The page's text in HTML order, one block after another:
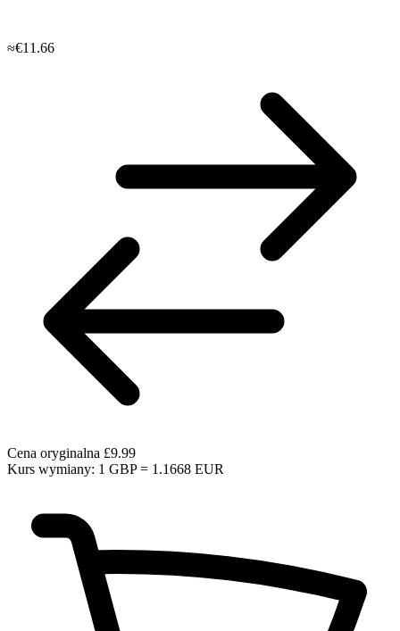
≈€11.66
Cena oryginalna £9.99
Kurs wymiany: 1 GBP = 1.1668 EUR